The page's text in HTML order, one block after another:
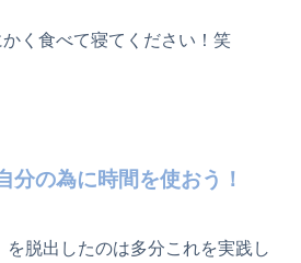
く食べて寝てください！笑
分の為に時間を使おう！
脱出したのは多分これを実践し